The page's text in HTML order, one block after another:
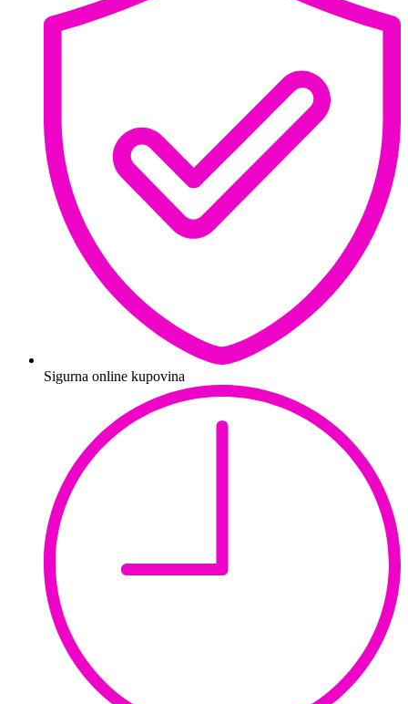
Sigurna online kupovina